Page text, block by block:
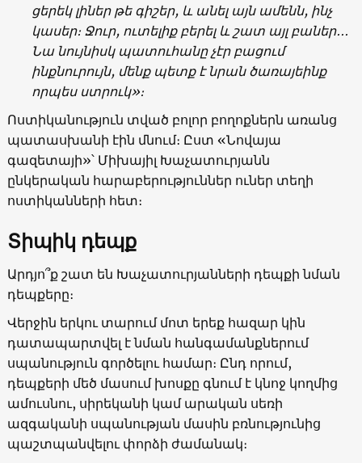
ցերեկ լիներ թե գիշեր, և անել այն ամենն, ինչ
կասեր։ Ջուր, ուտելիք բերել և շատ այլ բաներ․․․
Նա նույնիսկ պատուհանը չէր բացում
ինքնուրույն, մենք պետք է նրան ծառայեինք
որպես ստրուկ»։
Ոստիկանություն տված բոլոր բողոքներն առանց
պատասխանի էին մնում։ Ըստ «Նովայա
գազետայի»՝ Միխայիլ Խաչատուրյանն
ընկերական հարաբերություններ ուներ տեղի
ոստիկանների հետ։
Տիպիկ դեպք
Արդյո՞ք շատ են Խաչատուրյանների դեպքի նման
դեպքերը։
Վերջին երկու տարում մոտ երեք հազար կին
դատապարտվել է նման հանգամանքներում
սպանություն գործելու համար։ Ընդ որում,
դեպքերի մեծ մասում խոսքը գնում է կնոջ կողմից
ամուսնու, սիրեկանի կամ արական սեռի
ազգականի սպանության մասին բռնությունից
պաշտպանվելու փորձի ժամանակ։